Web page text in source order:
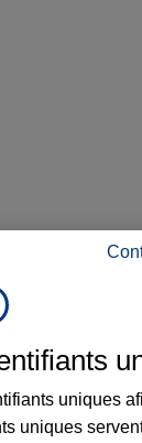
:
uniques
uniques